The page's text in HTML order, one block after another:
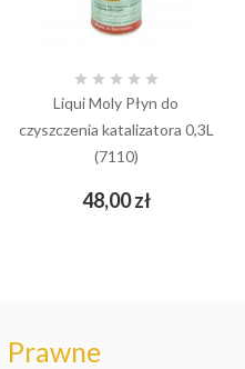
    
Liqui Moly Płyn do
czyszczenia katalizatora 0,3L
(7110)
48,00 złCena
Prawne